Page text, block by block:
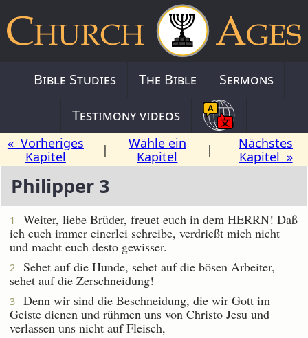
Bible Studies The Bible
Sermons
Testimony videos
« Vorheriges
Kapitel
|
Wähle ein
Kapitel
|
Nächstes
Kapitel »
Philipper 3
1
Weiter, liebe Brüder, freuet euch in dem HERRN! Daß
ich euch immer einerlei schreibe, verdrießt mich nicht
und macht euch desto gewisser.
2
Sehet auf die Hunde, sehet auf die bösen Arbeiter,
sehet auf die Zerschneidung!
3
Denn wir sind die Beschneidung, die wir Gott im
Geiste dienen und rühmen uns von Christo Jesu und
verlassen uns nicht auf Fleisch,